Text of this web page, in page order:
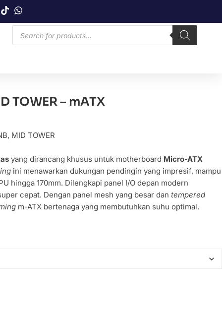
TOWER – mATX
, MID TOWER
yang dirancang khusus untuk motherboard Micro-ATX
ini menawarkan dukungan pendingin yang impresif, mampu
hingga 170mm. Dilengkapi panel I/O depan modern
cepat. Dengan panel mesh yang besar dan tempered
m-ATX bertenaga yang membutuhkan suhu optimal.